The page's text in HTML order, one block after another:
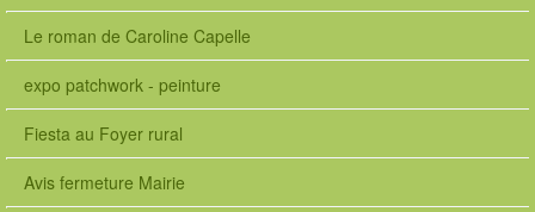
Le roman de Caroline Capelle
expo patchwork - peinture
Fiesta au Foyer rural
Avis fermeture Mairie